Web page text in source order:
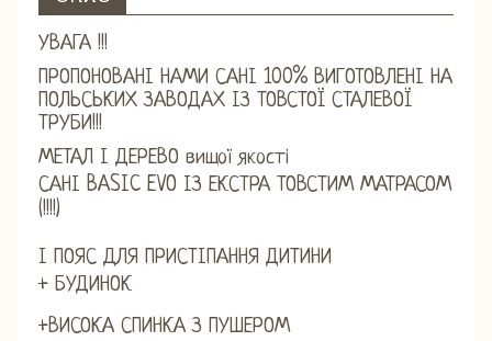
УВАГА !!!
ПРОПОНОВАНІ НАМИ САНІ 100% ВИГОТОВЛЕНІ НА
ПОЛЬСЬКИХ ЗАВОДАХ ІЗ ТОВСТОЇ СТАЛЕВОЇ
ТРУБИ!!!
МЕТАЛ І ДЕРЕВО вищої якості
САНІ BASIC EVO ІЗ ЕКСТРА ТОВСТИМ МАТРАСОМ
(!!!!)
І ПОЯС ДЛЯ ПРИСТІПАННЯ ДИТИНИ
+ БУДИНОК
+ВИСОКА СПИНКА З ПУШЕРОМ